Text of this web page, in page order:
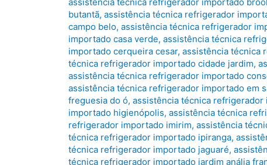
butantã, assistência técnica refrigerador
campo belo, assistência técnica refrigerador
importado casa verde, assistência técnica
importado cerqueira cesar, assistência técnica
técnica refrigerador importado cidade jardim,
assistência técnica refrigerador importado
assistência técnica refrigerador importado em
freguesia do ó, assistência técnica refrigerador
importado higienópolis, assistência técnica
refrigerador importado imirim, assistência
técnica refrigerador importado ipiranga,
técnica refrigerador importado jaguaré,
técnica refrigerador importado jardim anália